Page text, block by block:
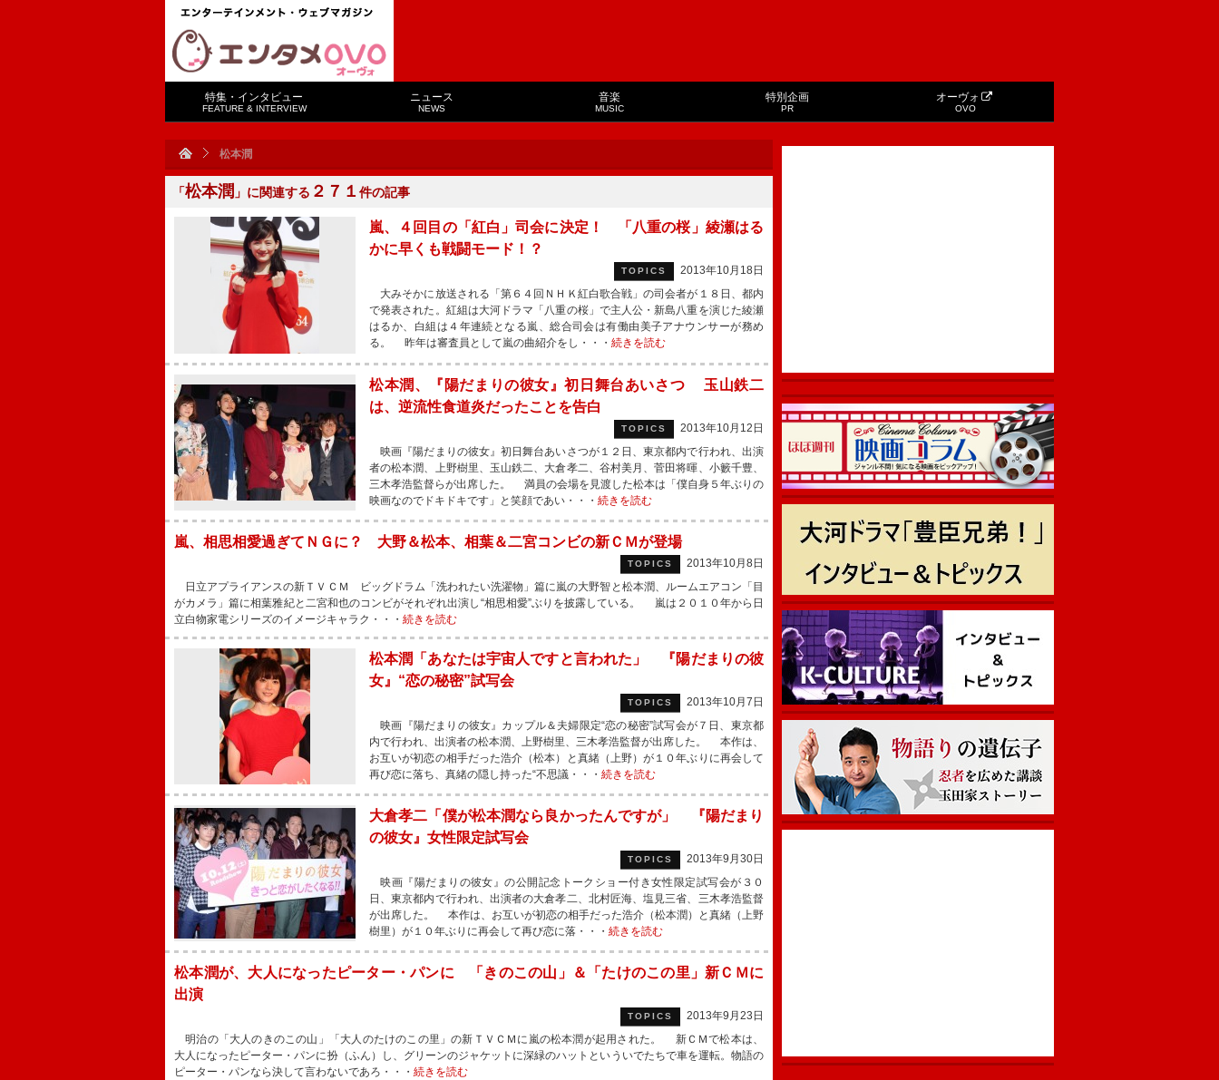
特集・インタビュー
FEATURE & INTERVIEW
ニュース
NEWS
音楽
MUSIC
特別企画
PR
オーヴォ
OVO
松本潤
「松本潤 」に関連する ２７１ 件の記事
嵐、４回目の「紅白」司会に決定！ 「八重の桜」綾瀬はる
かに早くも戦闘モード！？
TOPICS
2013年10月18日
大みそかに放送される「第６４回ＮＨＫ紅白歌合戦」の司会者が１８日、都内
で発表された。紅組は大河ドラマ「八重の桜」で主人公・新島八重を演じた綾瀬
はるか、白組は４年連続となる嵐、総合司会は有働由美子アナウンサーが務め
る。 昨年は審査員として嵐の曲紹介をし・・・ 続きを読む
松本潤、『陽だまりの彼女』初日舞台あいさつ 玉山鉄二
は、逆流性食道炎だったことを告白
TOPICS
2013年10月12日
映画『陽だまりの彼女』初日舞台あいさつが１２日、東京都内で行われ、出演
者の松本潤、上野樹里、玉山鉄二、大倉孝二、谷村美月、菅田将暉、小籔千豊、
三木孝浩監督らが出席した。 満員の会場を見渡した松本は「僕自身５年ぶりの
映画なのでドキドキです」と笑顔であい・・・ 続きを読む
嵐、相思相愛過ぎてＮＧに？ 大野＆松本、相葉＆二宮コンビの新ＣＭが登場
TOPICS
2013年10月8日
日立アプライアンスの新ＴＶＣＭ ビッグドラム「洗われたい洗濯物」篇に嵐の大野智と松本潤、ルームエアコン「目
がカメラ」篇に相葉雅紀と二宮和也のコンビがそれぞれ出演し“相思相愛”ぶりを披露している。 嵐は２０１０年から日
立白物家電シリーズのイメージキャラク・・・ 続きを読む
松本潤「あなたは宇宙人ですと言われた」 『陽だまりの彼
女』“恋の秘密”試写会
TOPICS
2013年10月7日
映画『陽だまりの彼女』カップル＆夫婦限定“恋の秘密”試写会が７日、東京都
内で行われ、出演者の松本潤、上野樹里、三木孝浩監督が出席した。 本作は、
お互いが初恋の相手だった浩介（松本）と真緒（上野）が１０年ぶりに再会して
再び恋に落ち、真緒の隠し持った“不思議・・・ 続きを読む
大倉孝二「僕が松本潤なら良かったんですが」 『陽だまり
の彼女』女性限定試写会
TOPICS
2013年9月30日
映画『陽だまりの彼女』の公開記念トークショー付き女性限定試写会が３０
日、東京都内で行われ、出演者の大倉孝二、北村匠海、塩見三省、三木孝浩監督
が出席した。 本作は、お互いが初恋の相手だった浩介（松本潤）と真緒（上野
樹里）が１０年ぶりに再会して再び恋に落・・・ 続きを読む
松本潤が、大人になったピーター・パンに 「きのこの山」＆「たけのこの里」新ＣＭに
出演
TOPICS
2013年9月23日
明治の「大人のきのこの山」「大人のたけのこの里」の新ＴＶＣＭに嵐の松本潤が起用された。 新ＣＭで松本は、
大人になったピーター・パンに扮（ふん）し、グリーンのジャケットに深緑のハットといういでたちで車を運転。物語の
ピーター・パンなら決して言わないであろ・・・ 続きを読む